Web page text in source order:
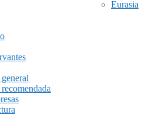
Eurasia